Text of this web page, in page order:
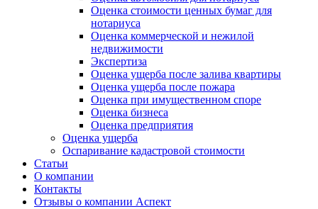
Оценка стоимости ценных бумаг для
нотариуса
Оценка коммерческой и нежилой
недвижимости
Экспертиза
Оценка ущерба после залива квартиры
Оценка ущерба после пожара
Оценка при имущественном споре
Оценка бизнеса
Оценка предприятия
Оценка ущерба
Оспаривание кадастровой стоимости
Статьи
О компании
Контакты
Отзывы о компании Аспект